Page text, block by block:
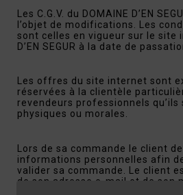
Les C.G.V. du DOMAINE D’EN
l’objet de modifications. Les
sont celles en vigueur sur le site
D’EN SEGUR à la date de
Les offres du site internet sont
réservées à la clientèle
revendeurs professionnels qu’ils
physiques ou morales.
Lors de sa commande le client
informations personnelles afin
valider sa commande. Le client
de son adresse e-mail et de son